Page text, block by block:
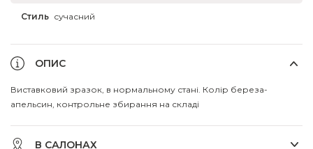
Стиль сучасний
ОПИС
Виставковий зразок, в нормальному стані. Колір береза-
апельсин, контрольне збирання на складі
В САЛОНАХ